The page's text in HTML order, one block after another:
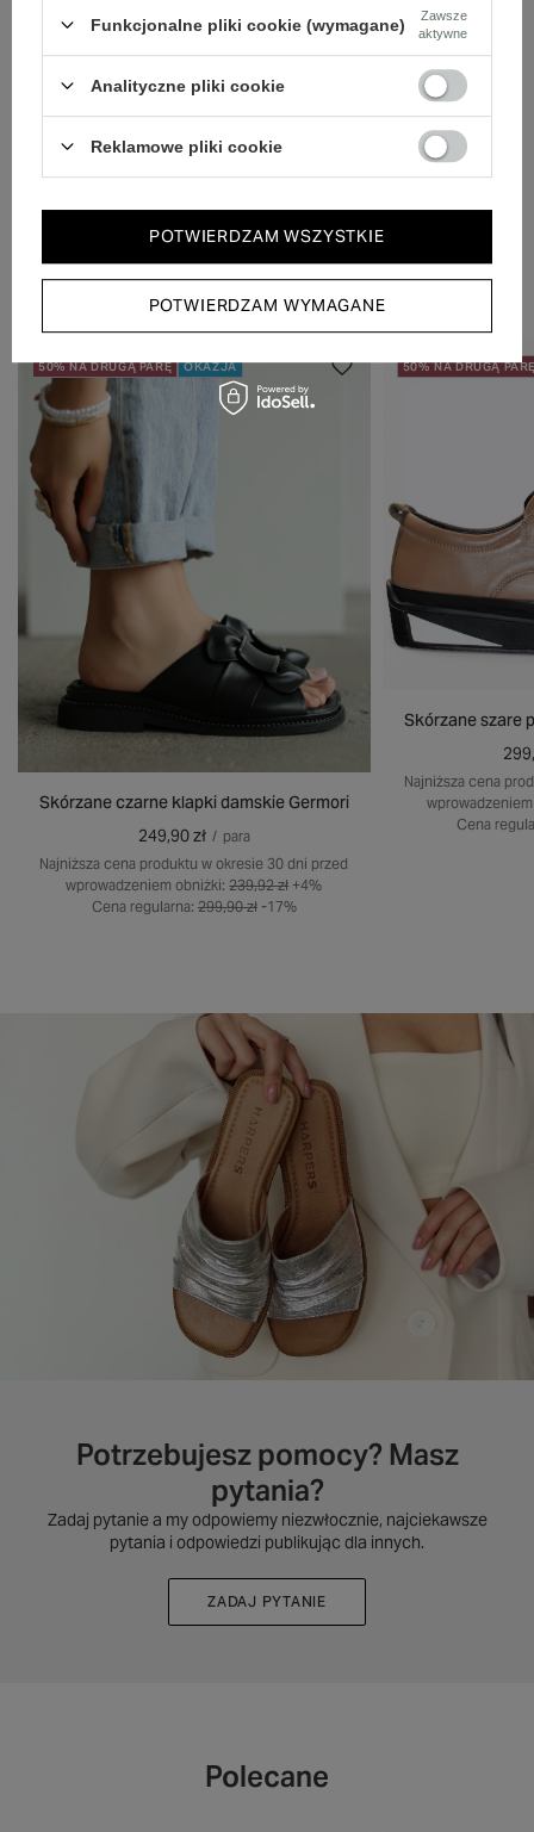
Dbamy o doświadczenie klientów i wysyłamy w 24h.
Zobacz również
50% NA DRUGĄ PARĘ OKAZJA
Skórzane czarne klapki damskie Germori
249,90 zł / para
Najniższa cena produktu w okresie 30 dni przed
wprowadzeniem obniżki:239,92 zł +4%
Cena regularna: 299,90 zł -17%
50% NA DRUGĄ
Skórzane szare
Najniższa cena
Cena
Potrzebujesz pomocy? Masz
pytania?
Zadaj pytanie a my odpowiemy niezwłocznie, najciekawsze
pytania i odpowiedzi publikując dla innych.
ZADAJ PYTANIE
Polecane
Funkcjonalne pliki cookie (wymagane)
Zawsze
aktywne
Analityczne pliki cookie
Reklamowe pliki cookie
POTWIERDZAM WYMAGANE
POTWIERDZAM WSZYSTKIE